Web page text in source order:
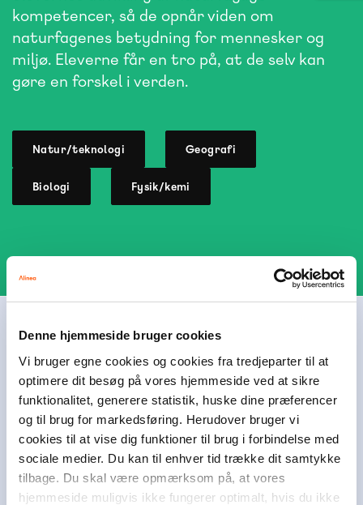
Denne hjemmeside bruger cookies
Vi bruger egne cookies og cookies fra tredjeparter til at
optimere dit besøg på vores hjemmeside ved at sikre
funktionalitet, generere statistik, huske dine præferencer
og til brug for markedsføring. Herudover bruger vi
cookies til at vise dig funktioner til brug i forbindelse med
sociale medier. Du kan til enhver tid trække dit samtykke
tilbage. Du skal være opmærksom på, at vores
hjemmeside muligvis ikke fungerer optimalt, hvis du ikke
kompetencer, så de opnår viden om
naturfagenes betydning for mennesker og
miljø. Eleverne får en tro på, at de selv kan
gøre en forskel i verden.
Natur/teknologi Geografi
Biologi Fysik/kemi
Alinea støtter børn og unge
Alinea er en del af Egmont, der er Nordens
største mediekoncern. Som erhvervs-drivende
fond har Egmont i mere end 100 år brugt en del
af overskuddet på at hjælpe andre. I dag bruger
Egmont omkring 100 millioner kroner om året
på at støtte børn og unge i svære livsvilkår i
Danmark, Norge og Sverige i at uddanne sig,